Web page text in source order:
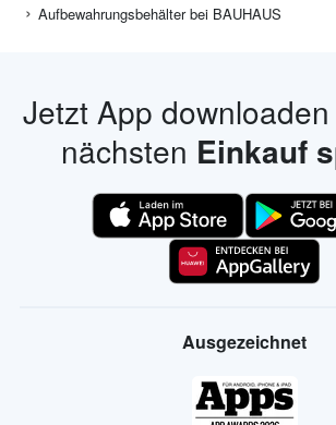
Aufbewahrungsbehälter bei BAUHAUS
Jetzt App
nächsten Einkauf
Ausgezeichnet